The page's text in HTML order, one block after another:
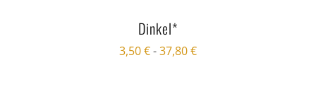
Dinkel*
3,50€-37,80€